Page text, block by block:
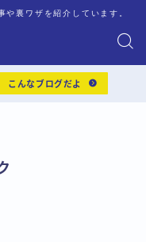
裏ワザを紹介しています。
こんなブログだよ